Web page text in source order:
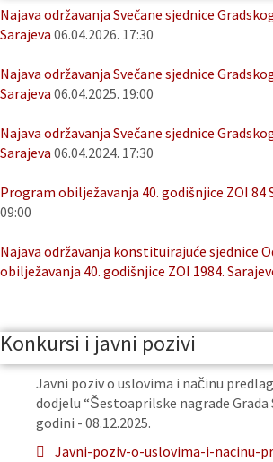
Najava održavanja Svečane sjednice
Sarajeva 06.04.2026. 17:30
Najava održavanja Svečane sjednice
Sarajeva 06.04.2025. 19:00
Najava održavanja Svečane sjednice
Sarajeva 06.04.2024. 17:30
Program obilježavanja 40. godišnjice ZOI 84
09:00
Najava održavanja konstituirajuće sjednice
obilježavanja 40. godišnjice ZOI 1984.
Konkursi i javni pozivi
Javni poziv o uslovima i načinu
dodjelu “Šestoaprilske nagrade Grada
godini - 08.12.2025.
Javni-poziv-o-uslovima-i-nacinu-